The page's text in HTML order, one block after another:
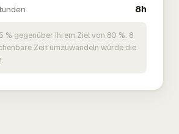
8h
% gegenüber Ihrem Ziel von 80 %. 8
Zeit umzuwandeln würde die